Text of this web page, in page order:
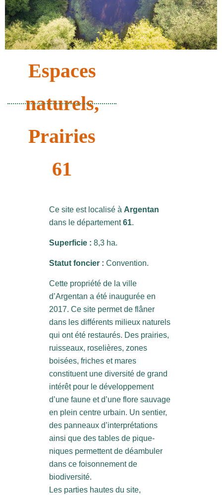
Espaces
naturels,
Prairies
61
Ce site est localisé à Argentan
dans le département61.
Superficie : 8,3 ha.
Statut foncier : Convention.
Cette propriété de la ville
d’Argentan a été inaugurée en
2017. Ce site permet de flâner
dans les différents milieux naturels
qui ont été restaurés. Des prairies,
ruisseaux, roselières, zones
boisées, friches et mares
constituent une diversité de grand
intérêt pour le développement
d’une faune et d’une flore sauvage
en plein centre urbain. Un sentier,
des panneaux d’interprétations
ainsi que des tables de pique-
niques permettent de déambuler
dans ce foisonnement de
biodiversité.
Les parties hautes du site,